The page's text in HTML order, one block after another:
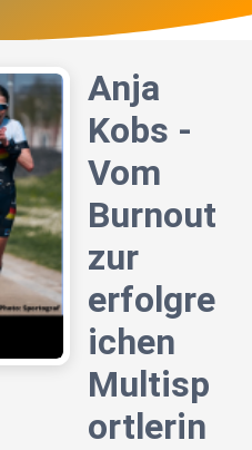
Anja
Kobs -
Vom
Burnout
zur
erfolgre
ichen
Multisp
ortlerin